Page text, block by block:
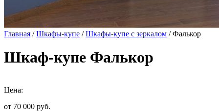
Главная /Шкафы-купе /Шкафы-купе с зеркалом / Фалькор
Шкаф-купе Фалькор
Цена:
от 70 000 руб.